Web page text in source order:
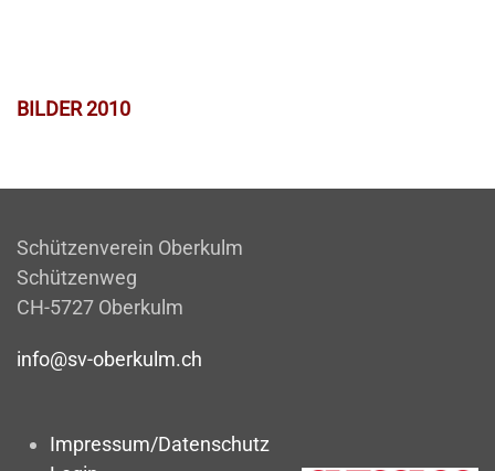
BILDER 2010
Schützenverein Oberkulm
Schützenweg
CH-5727 Oberkulm
info@sv-oberkulm.ch
Impressum/Datenschutz